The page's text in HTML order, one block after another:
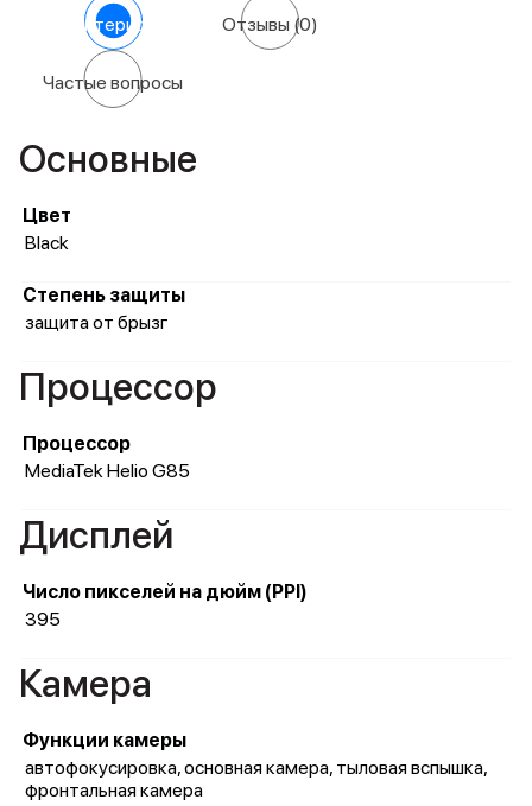
Характеристики Отзывы (0)
Частые вопросы
Основные
Цвет
Black
Степень защиты
защита от брызг
Процессор
Процессор
MediaTek Helio G85
Дисплей
Число пикселей на дюйм (PPI)
395
Камера
Функции камеры
автофокусировка, основная камера, тыловая вспышка,
фронтальная камера